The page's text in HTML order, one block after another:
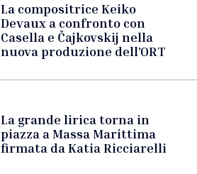
La compositrice Keiko
Devaux a confronto con
Casella e Čajkovskij nella
nuova produzione dell’ORT
La grande lirica torna in
piazza a Massa Marittima
firmata da Katia Ricciarelli